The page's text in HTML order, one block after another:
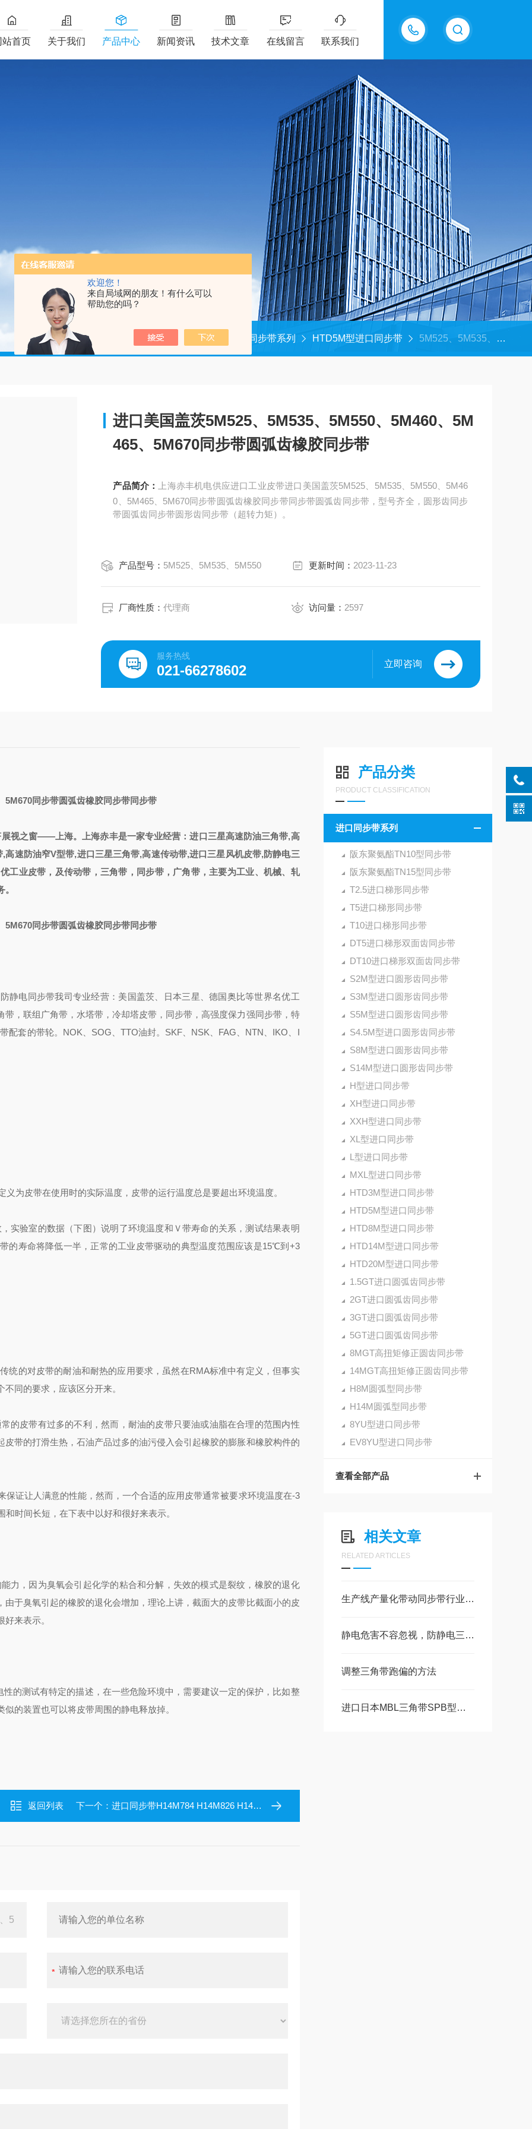
欢迎您！
来自局域网的朋友！有什么可以
帮助您的吗？
15618576711
站首页 关于我们 产品中心 新闻资讯 技术文章 在线留言 联系我们
首页 产品中心 进口同步带系列 HTD5M型进口同步带 5M525、5M535、5M550进口美国盖茨5M525、5M535、5M550、5M460、5M465、5M670同步带圆弧齿橡胶同步带
进口美国盖茨5M525、5M535、5M550、5M460、5M
465、5M670同步带圆弧齿橡胶同步带
产品简介：
上海赤丰机电供应进口工业皮带进口美国盖茨5M525、5M535、5M550、5M46
0、5M465、5M670同步带圆弧齿橡胶同步带同步带圆弧齿同步带，型号齐全，圆形齿同步
带圆弧齿同步带圆形齿同步带（超转力矩）。
产品型号： 5M525、5M535、5M550 更新时间： 2023-11-23
厂商性质：代理商 访问量： 2597
服务热线
021-66278602 立即咨询
产品分类
PRODUCT CLASSIFICATION
进口同步带系列
阪东聚氨酯TN10型同步带
阪东聚氨酯TN15型同步带
T2.5进口梯形同步带
T5进口梯形同步带
T10进口梯形同步带
DT5进口梯形双面齿同步带
DT10进口梯形双面齿同步带
S2M型进口圆形齿同步带
S3M型进口圆形齿同步带
S5M型进口圆形齿同步带
S4.5M型进口圆形齿同步带
S8M型进口圆形齿同步带
S14M型进口圆形齿同步带
H型进口同步带
XH型进口同步带
XXH型进口同步带
XL型进口同步带
L型进口同步带
MXL型进口同步带
HTD3M型进口同步带
HTD5M型进口同步带
HTD8M型进口同步带
HTD14M型进口同步带
HTD20M型进口同步带
1.5GT进口圆弧齿同步带
2GT进口圆弧齿同步带
3GT进口圆弧齿同步带
5GT进口圆弧齿同步带
8MGT高扭矩修正圆齿同步带
14MGT高扭矩修正圆齿同步带
H8M圆弧型同步带
H14M圆弧型同步带
8YU型进口同步带
EV8YU型进口同步带
查看全部产品
相关文章
RELATED ARTICLES
生产线产量化带动同步带行业发展
静电危害不容忽视，防静电三角带值得拥有
调整三角带跑偏的方法
进口日本MBL三角带SPB型号汇总
5M670同步带圆弧齿橡胶同步带同步带
视之窗——上海。 上海赤丰是一家专业经营 ：进口三星高速防油三角带,高
速防油窄V型带,进口三星三角带,高速传动带,进口三星风机皮带,防静电三
工业皮带， 及传动带，三角带，同步带， 广角带，主要为工业、机械、轧
。
5M670同步带圆弧齿橡胶同步带同步带
静电同步带我司专业经营：美国盖茨、日本三星、德国奥比等世界名优工
，联组广角带，水塔带，冷却塔皮带，同步带，高强度保力强同步带，特
配套的带轮。NOK、SOG、TTO油封。SKF、NSK、FAG、NTN、IKO、I
皮带在使用时的实际温度，皮带的运行温度总是要超出环境温度。
验室的数据（下图）说明了环境温度和Ｖ带寿命的关系，测试结果表明
寿命将降低一半，正常的工业皮带驱动的典型温度范围应该是15℃到+3
对皮带的耐油和耐热的应用要求，虽然在RMA标准中有定义，但事实
同的要求，应该区分开来。
皮带有过多的不利，然而，耐油的皮带只要油或油脂在合理的范围内性
带的打滑生热，石油产品过多的油污侵入会引起橡胶的膨胀和橡胶构件的
让人满意的性能，然而，一个合适的应用皮带通常被要求环境温度在-3
时间长短，在下表中以好和很好来表示。
，因为臭氧会引起化学的粘合和分解，失效的模式是裂纹，橡胶的退化
于臭氧引起的橡胶的退化会增加，理论上讲，截面大的皮带比截面小的皮
来表示。
测试有特定的描述，在一些危险环境中，需要建议一定的保护，比如整
的装置也可以将皮带周围的静电释放掉。
返回列表 下一个： 进口同步带H14M784 H14M826 H14M924 H14M966 H14M1148